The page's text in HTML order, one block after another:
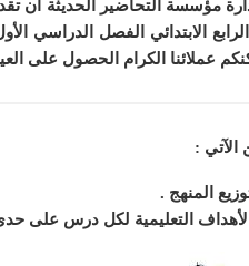
مؤسسة التحاضير الحديثة ان
الفصل الدراسي الأول 1442 هـ مادة اجتماعيات الصف الرابع الابتدائي الفصل الدراسي الأول
عملائنا الكرام الحصول على
الآتي :
المنهج .
الأهداف التعليمية لكل درس على